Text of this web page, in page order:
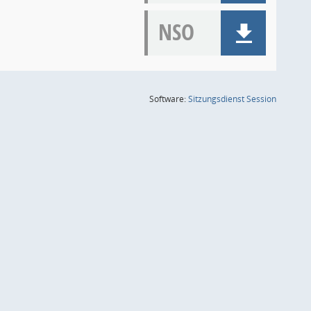
NSO
Software:SitzungsdienstSession(Wird in